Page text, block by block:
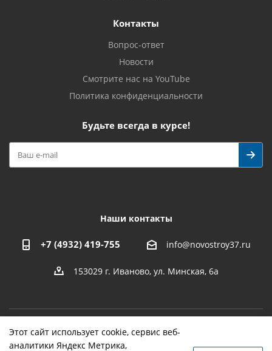
Контакты
Вопрос-ответ
Новости
Смотрите нас на YouTube
Политика конфиденциальности
Будьте всегда в курсе!
Наши контакты
+7 (4932) 419-755 info@novostroy37.ru
153029 г. Иваново, ул. Минская, 6а
-разработка,продвижение сайта
Этот сайт использует cookie, сервис веб-
аналитики Яндекс Метрика,